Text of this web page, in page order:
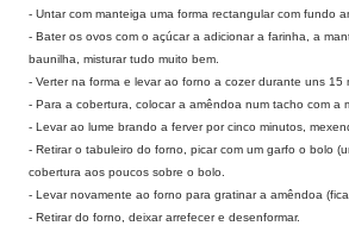
- Untar com manteiga uma forma rectangular com fundo
- Bater os ovos com o açúcar a adicionar a farinha, a
baunilha, misturar tudo muito bem.
- Verter na forma e levar ao forno a cozer durante uns 15
- Para a cobertura, colocar a amêndoa num tacho com a
- Levar ao lume brando a ferver por cinco minutos,
- Retirar o tabuleiro do forno, picar com um garfo o bolo
cobertura aos poucos sobre o bolo.
- Levar novamente ao forno para gratinar a amêndoa
- Retirar do forno, deixar arrefecer e desenformar.